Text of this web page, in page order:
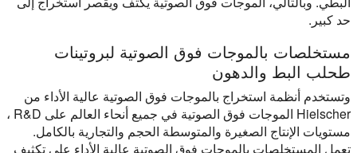
حد كبير.
مستخلصات بالموجات فوق الصوتية لبروتينات
طحلب البط والدهون
وتستخدم أنظمة استخراج بالموجات فوق الصوتية عالية الأداء من
Hielscher الموجات فوق الصوتية في جميع أنحاء العالم على R&D ،
مستويات الإنتاج الصغيرة والمتوسطة الحجم والتجارية بالكامل.
تعمل المستخلصات بالموجات فوق الصوتية عالية الأداء على تكثيف